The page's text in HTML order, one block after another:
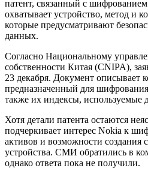
патент, связанный с
охватывает устройство, метод и
которые предусматривают
данных.
Согласно Национальному
собственности Китая (CNIPA),
23 декабря. Документ описывает
предназначенный для
также их индексы, используемые
Хотя детали патента остаются
подчеркивает интерес Nokia к
активов и возможности создания
устройства. СМИ обратились в
однако ответа пока не получили.